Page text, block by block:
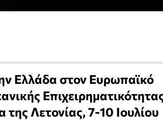
Ελλάδα στον Ευρωπαϊκό
Λετονίας, 7-10 Ιουλίου